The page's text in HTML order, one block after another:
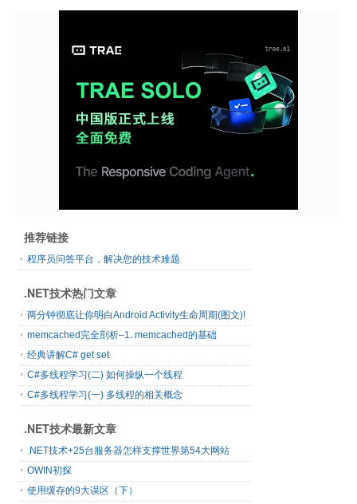
推荐链接
程序员问答平台，解决您的技术难题
.NET技术热门文章
两分钟彻底让你明白Android Activity生命周期(图文)!
memcached完全剖析–1. memcached的基础
经典讲解C# get set
C#多线程学习(二) 如何操纵一个线程
C#多线程学习(一) 多线程的相关概念
.NET技术最新文章
.NET技术+25台服务器怎样支撑世界第54大网站
OWIN初探
使用缓存的9大误区（下）